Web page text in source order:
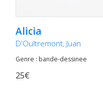
Alicia
D'Oultremont, Juan
Genre : bande-dessinee
25€